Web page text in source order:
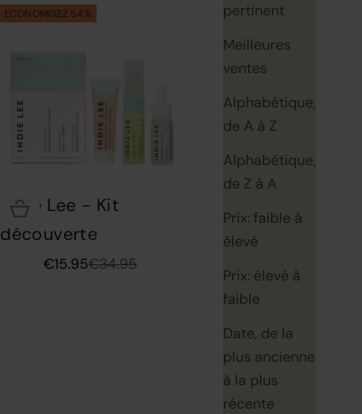
pertinent
Meilleures
ventes
Alphabétique,
de A à Z
Alphabétique,
de Z à A
Prix: faible à
élevé
Prix: élevé à
faible
Date, de la
plus ancienne
à la plus
récente
ECONOMISEZ 54%
Choisir les options
Indie Lee - Kit
découverte
Prix de vente
€15.95Prix normal
€34.95